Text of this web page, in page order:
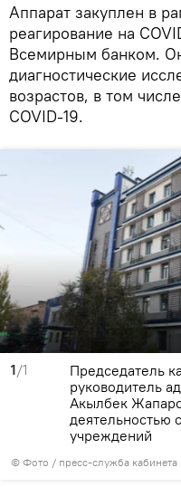
Аппарат закуплен в
реагирование на
Всемирным банком.
диагностические
возрастов, в том
COVID-19.
1/1
© Фото / пресс-служба
Председатель
руководитель
Акылбек
деятельностью
учреждений